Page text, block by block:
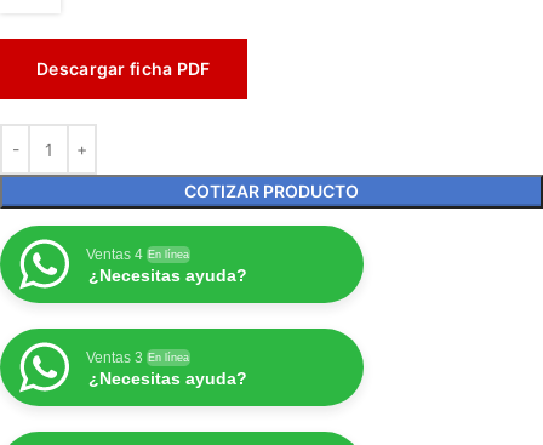
Descargar ficha PDF
COTIZAR PRODUCTO
Ventas 4 En línea
¿Necesitas ayuda?
Ventas 3 En línea
¿Necesitas ayuda?